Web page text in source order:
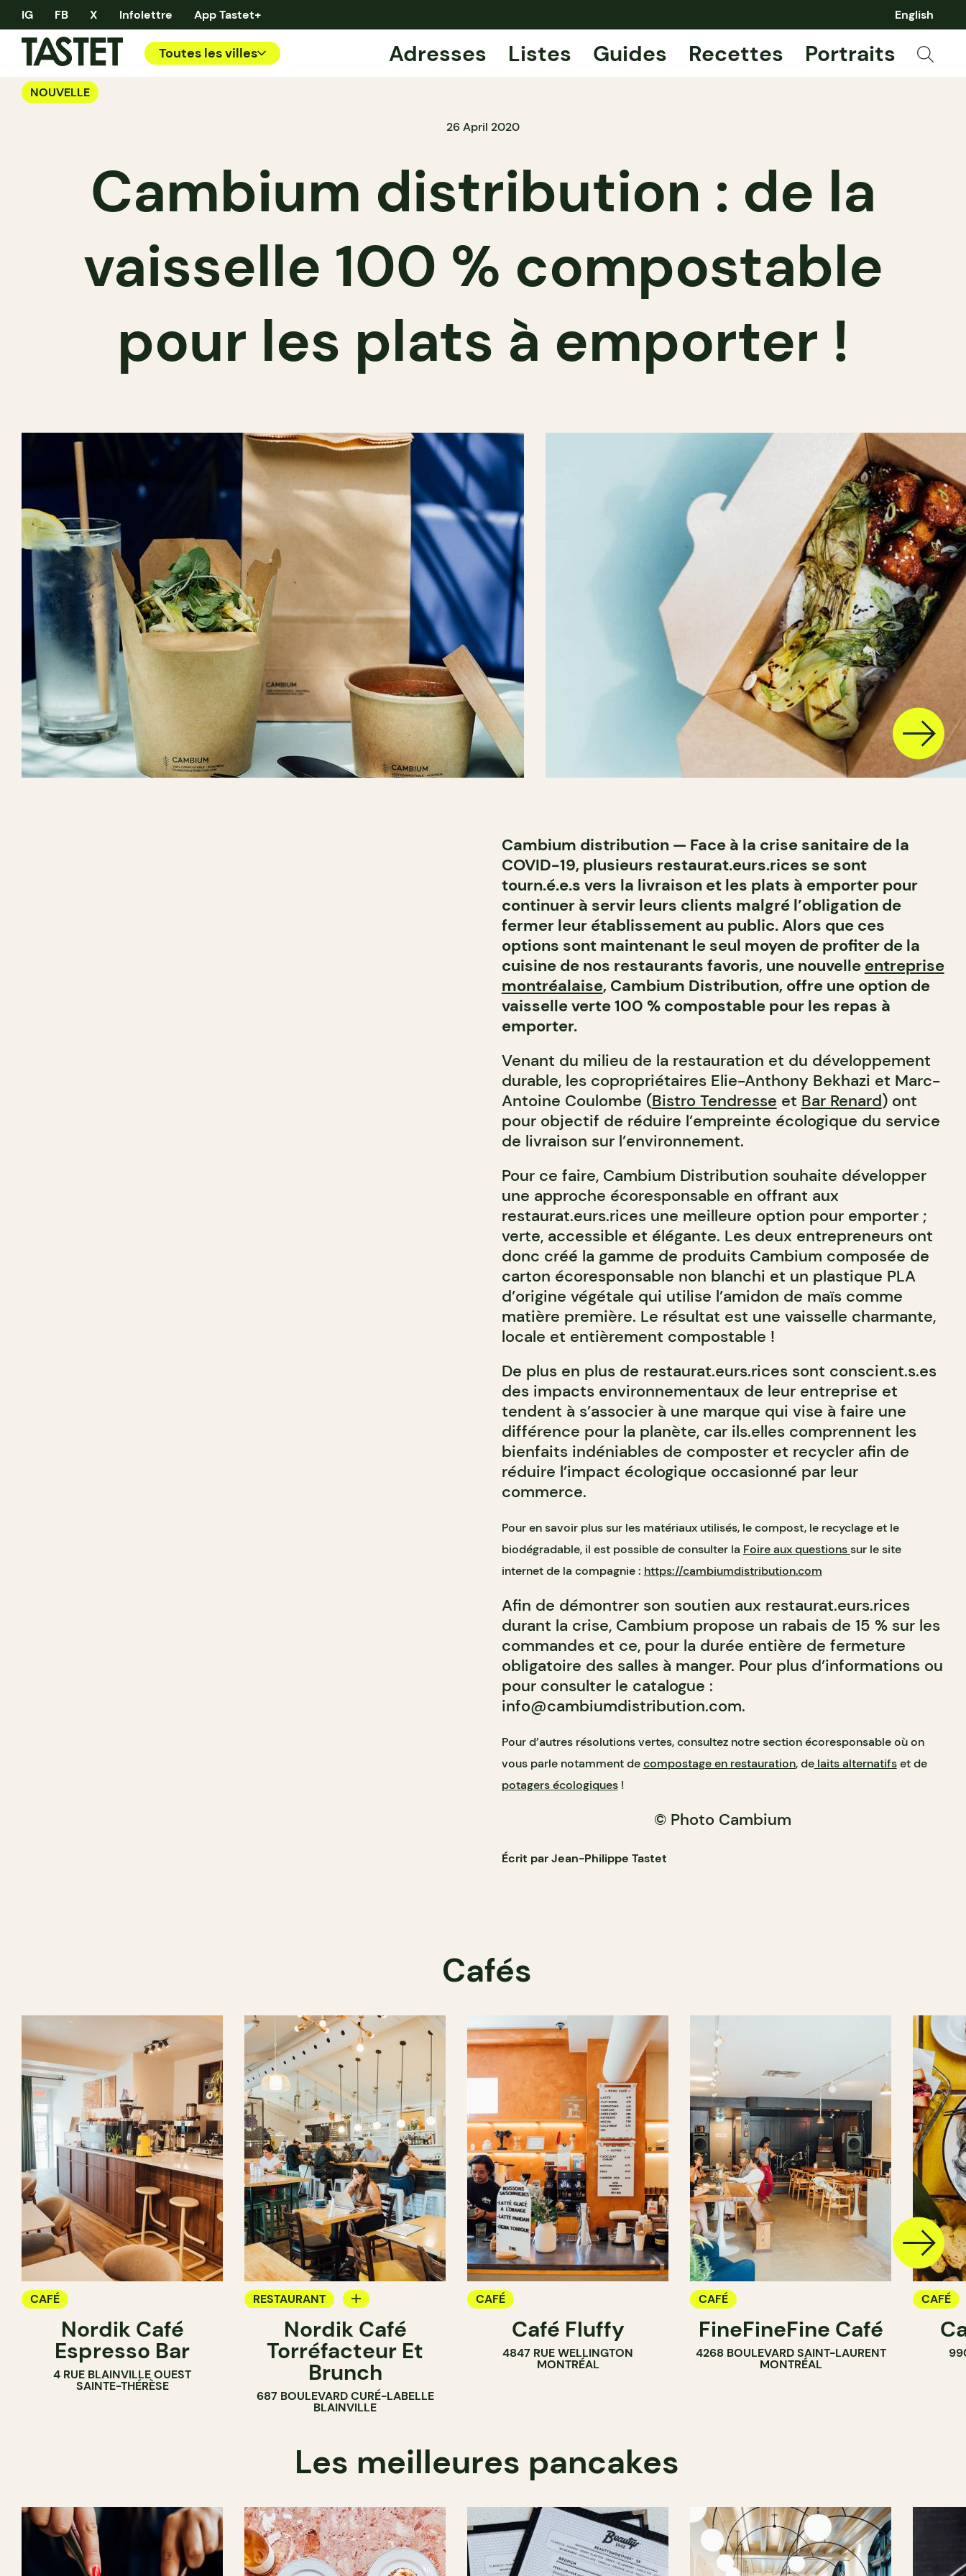
IG FB X Infolettre App Tastet+ English
Toutes les villes Adresses Listes Guides Recettes Portraits
NOUVELLE
26 April 2020
Cambium distribution : de la
vaisselle 100 % compostable
pour les plats à emporter !
Cambium distribution — Face à la crise sanitaire de la
COVID-19, plusieurs restaurat.eurs.rices se sont
tourn.é.e.s vers la livraison et les plats à emporter pour
continuer à servir leurs clients malgré l’obligation de
fermer leur établissement au public. Alors que ces
options sont maintenant le seul moyen de profiter de la
cuisine de nos restaurants favoris, une nouvelle entreprise
montréalaise, Cambium Distribution, offre une option de
vaisselle verte 100 % compostable pour les repas à
emporter.
Venant du milieu de la restauration et du développement
durable, les copropriétaires Elie-Anthony Bekhazi et Marc-
Antoine Coulombe (Bistro Tendresse et Bar Renard) ont
pour objectif de réduire l’empreinte écologique du service
de livraison sur l’environnement.
Pour ce faire, Cambium Distribution souhaite développer
une approche écoresponsable en offrant aux
restaurat.eurs.rices une meilleure option pour emporter ;
verte, accessible et élégante. Les deux entrepreneurs ont
donc créé la gamme de produits Cambium composée de
carton écoresponsable non blanchi et un plastique PLA
d’origine végétale qui utilise l’amidon de maïs comme
matière première. Le résultat est une vaisselle charmante,
locale et entièrement compostable !
De plus en plus de restaurat.eurs.rices sont conscient.s.es
des impacts environnementaux de leur entreprise et
tendent à s’associer à une marque qui vise à faire une
différence pour la planète, car ils.elles comprennent les
bienfaits indéniables de composter et recycler afin de
réduire l’impact écologique occasionné par leur
commerce.
Pour en savoir plus sur les matériaux utilisés, le compost, le recyclage et le
biodégradable, il est possible de consulter la Foire aux questionssur le site
internet de la compagnie : https://cambiumdistribution.com
Afin de démontrer son soutien aux restaurat.eurs.rices
durant la crise, Cambium propose un rabais de 15 % sur les
commandes et ce, pour la durée entière de fermeture
obligatoire des salles à manger. Pour plus d’informations ou
pour consulter le catalogue :
info@cambiumdistribution.com.
Pour d’autres résolutions vertes, consultez notre section écoresponsable où on
vous parle notamment decompostage en restauration, delaits alternatifset de
potagers écologiques!
© Photo Cambium
Écrit par Jean-Philippe Tastet
Cafés
CAFÉ
Nordik Café
Espresso Bar
4 RUE BLAINVILLE OUEST
SAINTE-THÉRÈSE
RESTAURANT
Nordik Café
Torréfacteur Et
Brunch
687 BOULEVARD CURÉ-LABELLE
BLAINVILLE
CAFÉ
Café Fluffy
4847 RUE WELLINGTON
MONTRÉAL
CAFÉ
FineFineFine Café
4268 BOULEVARD SAINT-LAURENT
MONTRÉAL
CAFÉ
Les meilleures pancakes